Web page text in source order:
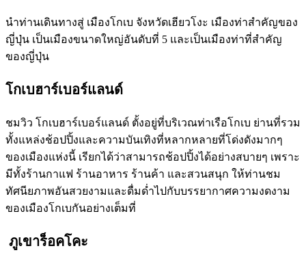
นำท่านเดินทางสู่ เมืองโกเบ จังหวัดเฮียวโงะ เมืองท่าสำคัญของ
ญี่ปุ่น เป็นเมืองขนาดใหญ่อันดับที่ 5 และเป็นเมืองท่าที่สำคัญ
ของญี่ปุ่น
โกเบฮาร์เบอร์แลนด์
ชมวิว โกเบฮาร์เบอร์แลนด์ ตั้งอยู่ที่บริเวณท่าเรือโกเบ ย่านที่รวม
ทั้งแหล่งช้อปปิ้งและความบันเทิงที่หลากหลายที่โด่งดังมากๆ
ของเมืองแห่งนี้ เรียกได้ว่าสามารถช้อปปิ้งได้อย่างสบายๆ เพราะ
มีทั้งร้านกาแฟ ร้านอาหาร ร้านค้า และสวนสนุก ให้ท่านชม
ทัศนียภาพอันสวยงามและดื่มด่ำไปกับบรรยากาศความงดงาม
ของเมืองโกเบกันอย่างเต็มที่
ภูเขาร็อคโคะ